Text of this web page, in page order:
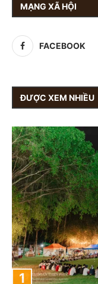
MẠNG XÃ HỘI
FACEBOOK
ĐƯỢC XEM NHIỀU